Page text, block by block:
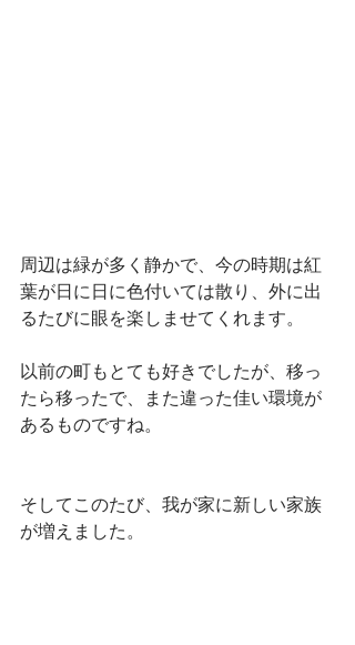
周辺は緑が多く静かで、今の時期は紅
葉が日に日に色付いては散り、外に出
るたびに眼を楽しませてくれます。
以前の町もとても好きでしたが、移っ
たら移ったで、また違った佳い環境が
あるものですね。
そしてこのたび、我が家に新しい家族
が増えました。